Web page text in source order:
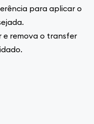
para aplicar o
e remova o transfer